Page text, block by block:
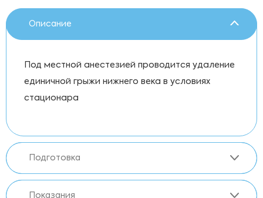
Описание
Под местной анестезией проводится удаление
единичной грыжи нижнего века в условиях
стационара
Подготовка
Показания